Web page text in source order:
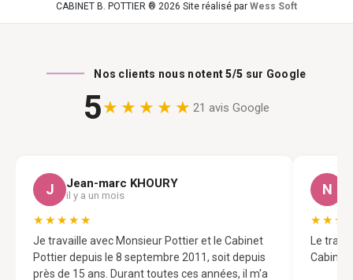
CABINET B. POTTIER ® 2026 Site réalisé par Wess Soft
Nos clients nous notent5/5 sur Google
5★★★★★ 21 avis Google
J Jean-marc KHOURY
il y a un mois
★★★★★
Je travaille avec Monsieur Pottier et le Cabinet
Pottier depuis le 8 septembre 2011, soit depuis
près de 15 ans. Durant toutes ces années, il m'a
N
Le
Cabinet